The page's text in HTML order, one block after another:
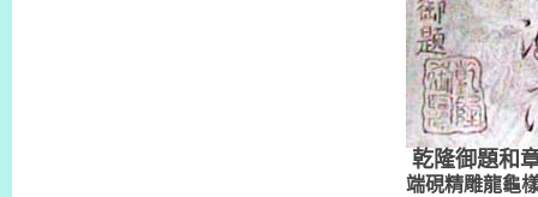
乾隆御題和
端硯精雕龍龜